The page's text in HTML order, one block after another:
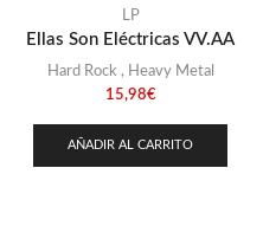
LP
Ellas Son Eléctricas VV.AA
Hard Rock , Heavy Metal
15,98€
AÑADIR AL CARRITO